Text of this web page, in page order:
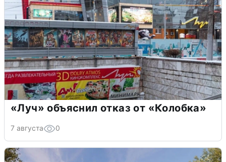
«Луч» объяснил отказ от «Колобка»
7 августа 0